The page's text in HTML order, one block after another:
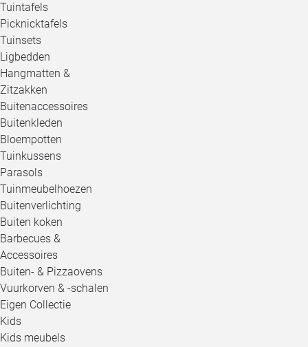
Tuintafels
Picknicktafels
Tuinsets
Ligbedden
Hangmatten &
Zitzakken
Buitenaccessoires
Buitenkleden
Bloempotten
Tuinkussens
Parasols
Tuinmeubelhoezen
Buitenverlichting
Buiten koken
Barbecues &
Accessoires
Buiten- & Pizzaovens
Vuurkorven & -schalen
Eigen Collectie
Kids
Kids meubels